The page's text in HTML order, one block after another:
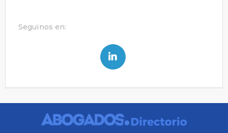
Seguinos en: